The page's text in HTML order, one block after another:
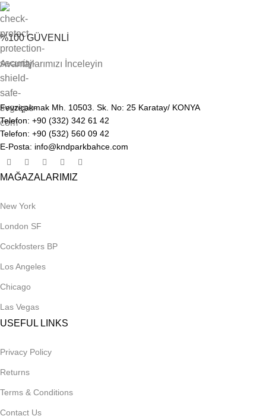
%100 GÜVENLİ
Avantajlarımızı İnceleyin
Fevziçakmak Mh. 10503. Sk. No: 25 Karatay/ KONYA
Telefon: +90 (332) 342 61 42
Telefon: +90 (532) 560 09 42
E-Posta: info@kndparkbahce.com
MAĞAZALARIMIZ
New York
London SF
Cockfosters BP
Los Angeles
Chicago
Las Vegas
USEFUL LINKS
Privacy Policy
Returns
Terms & Conditions
Contact Us